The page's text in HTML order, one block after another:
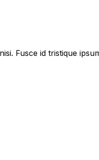
Fusce id tristique